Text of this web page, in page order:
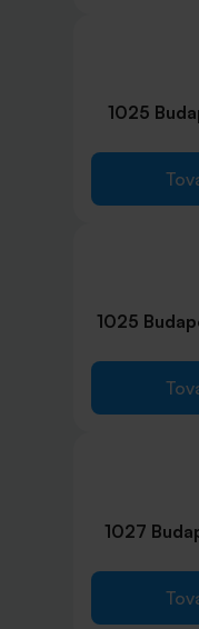
1025
1025
1027